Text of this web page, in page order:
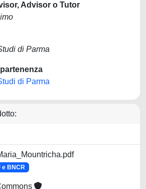
Advisor o Tutor
di Parma
di Parma
e BNCR